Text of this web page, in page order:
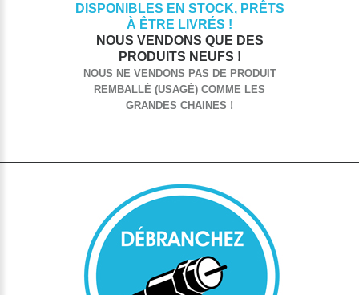
DISPONIBLES EN STOCK, PRÊTS
À ÊTRE LIVRÉS !
NOUS VENDONS QUE DES
PRODUITS NEUFS !
NOUS NE VENDONS PAS DE PRODUIT
REMBALLÉ (USAGÉ) COMME LES
GRANDES CHAINES !